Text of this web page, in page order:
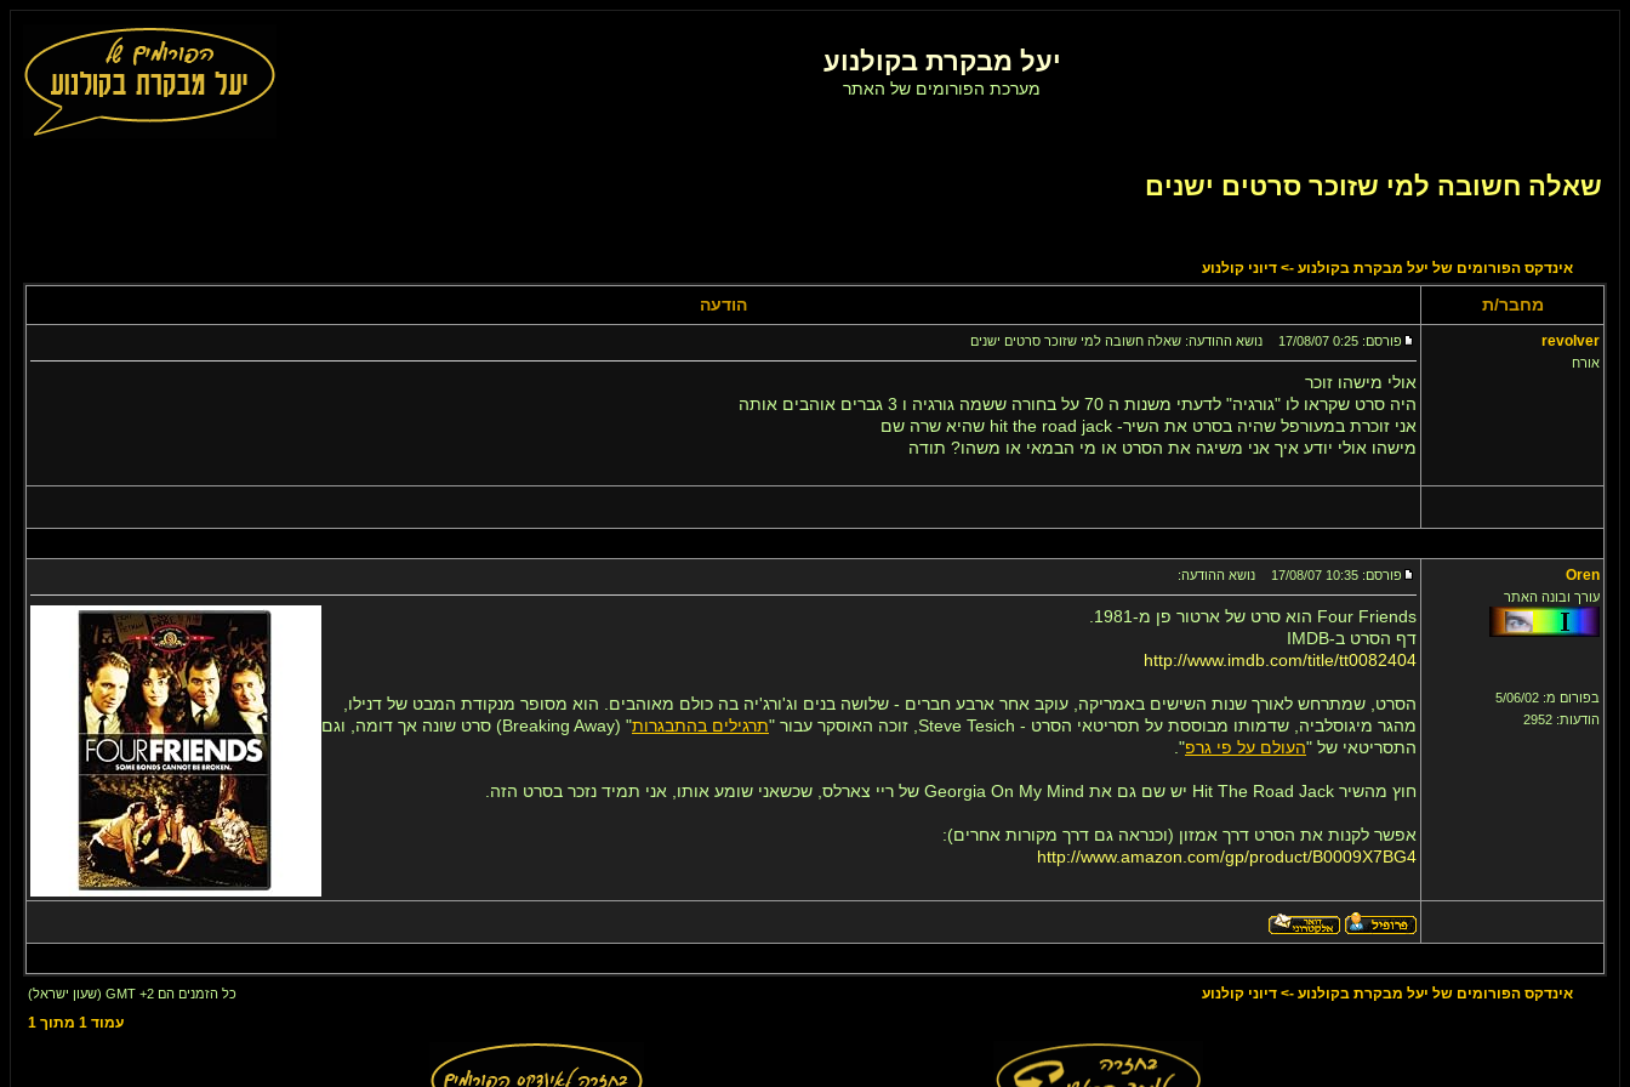
יעל מבקרת בקולנוע
מערכת הפורומים של האתר
שאלה חשובה למי שזוכר סרטים ישנים
אינדקס הפורומים של יעל מבקרת בקולנוע -> דיוני קולנוע
מחבר/ת הודעה
revolver
אורח
פורסם: 0:25 17/08/07 נושא ההודעה: שאלה חשובה למי שזוכר סרטים ישנים
אולי מישהו זוכר
היה סרט שקראו לו "גורגיה" לדעתי משנות ה 70 על בחורה ששמה גורגיה ו 3 גברים אוהבים אותה
אני זוכרת במעורפל שהיה בסרט את השיר- hit the road jack שהיא שרה שם
מישהו אולי יודע איך אני משיגה את הסרט או מי הבמאי או משהו? תודה
Oren
עורך ובונה האתר
בפורום מ: 5/06/02
הודעות: 2952
פורסם: 10:35 17/08/07 נושא ההודעה:
Four Friends הוא סרט של ארטור פן מ-1981.
דף הסרט ב-IMDB
http://www.imdb.com/title/tt0082404
הסרט, שמתרחש לאורך שנות השישים באמריקה, עוקב אחר ארבע חברים - שלושה בנים וג'ורג'יה בה כולם מאוהבים. הוא מסופר מנקודת המבט של דנילו,
מהגר מיגוסלביה, שדמותו מבוססת על תסריטאי הסרט - Steve Tesich, זוכה האוסקר עבור "
תרגילים בהתבגרות
" (Breaking Away) סרט שונה אך דומה, וגם
התסריטאי של "העולם על פי גרפ".
חוץ מהשיר Hit The Road Jack יש שם גם את Georgia On My Mind של ריי צארלס, שכשאני שומע אותו, אני תמיד נזכר בסרט הזה.
אפשר לקנות את הסרט דרך אמזון (וכנראה גם דרך מקורות אחרים):
http://www.amazon.com/gp/product/B0009X7BG4
אינדקס הפורומים של יעל מבקרת בקולנוע -> דיוני קולנוע כל הזמנים הם GMT +2 (שעון ישראל)
עמוד 1 מתוך 1